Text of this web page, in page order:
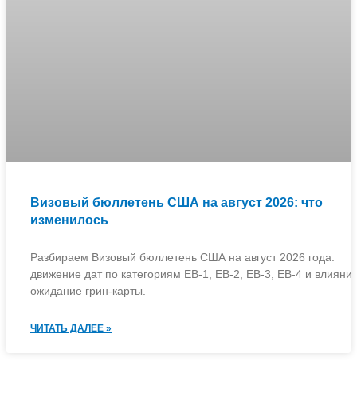
Визовый бюллетень США на август 2026: что
изменилось
Разбираем Визовый бюллетень США на август 2026 года:
движение дат по категориям EB-1, EB-2, EB-3, EB-4 и
ожидание грин-карты.
ЧИТАТЬ ДАЛЕЕ »